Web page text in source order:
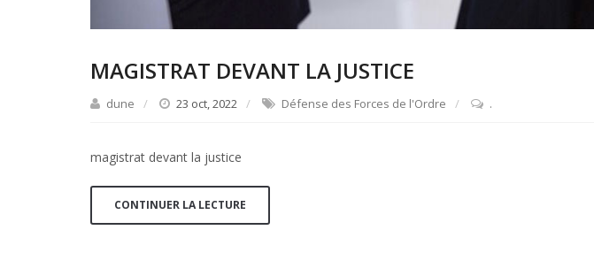
MAGISTRAT DEVANT LA JUSTICE
dune 23 oct, 2022 Défense des Forces de l'Ordre .
magistrat devant la justice
CONTINUER LA LECTURE